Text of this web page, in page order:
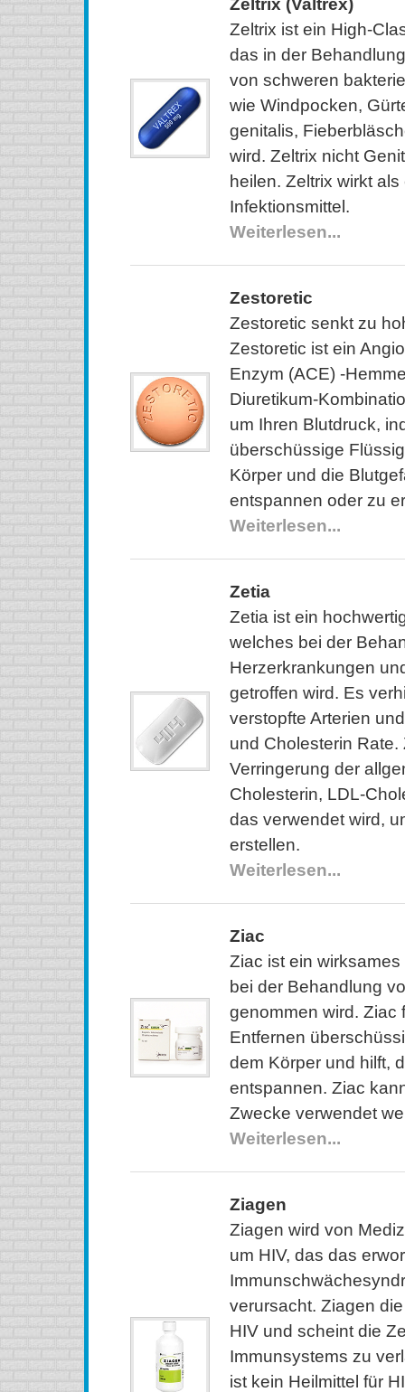
Zeltrix ist ein High-
das in der
von schweren
wie Windpocken,
genitalis,
wird. Zeltrix nicht
heilen. Zeltrix wirkt als
Infektionsmittel.
Weiterlesen...
Zestoretic
Zestoretic senkt zu
Zestoretic ist ein
Enzym (ACE) -
Diuretikum-
um Ihren Blutdruck,
überschüssige
Körper und die
entspannen oder zu
Weiterlesen...
Zetia
Zetia ist ein
welches bei der
Herzerkrankungen
getroffen wird. Es
verstopfte Arterien
und Cholesterin Rate.
Verringerung der
Cholesterin, LDL-
das verwendet wird,
erstellen.
Weiterlesen...
Ziac
Ziac ist ein
bei der Behandlung
genommen wird. Ziac
Entfernen
dem Körper und hilft,
entspannen. Ziac
Zwecke verwendet
Weiterlesen...
Ziagen
Ziagen wird von
um HIV, das das
verursacht. Ziagen
HIV und scheint die
Immunsystems zu
ist kein Heilmittel für